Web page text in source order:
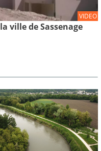
VIDEO
ville de Sassenage